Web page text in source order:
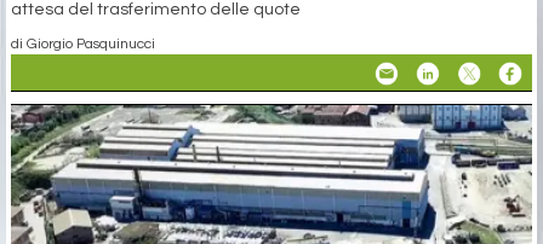
attesa del trasferimento delle quote
di Giorgio Pasquinucci